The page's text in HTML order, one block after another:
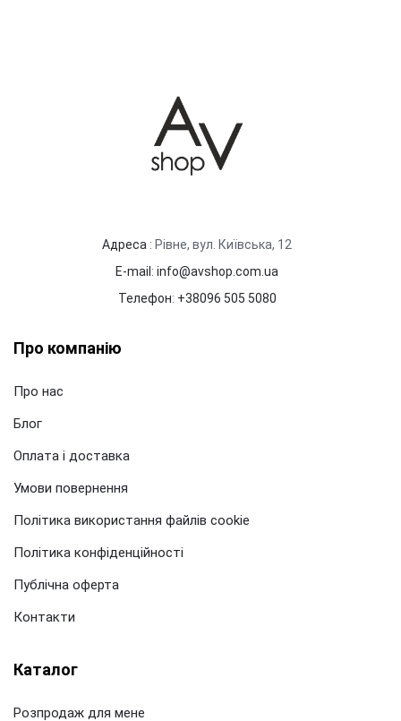
Адреса : Рівне, вул. Київська, 12
E-mail: info@avshop.com.ua
Телефон: +38096 505 5080
Про компанію
Про нас
Блог
Оплата і доставка
Умови повернення
Політика використання файлів cookie
Політика конфіденційності
Публічна оферта
Контакти
Каталог
Розпродаж для мене